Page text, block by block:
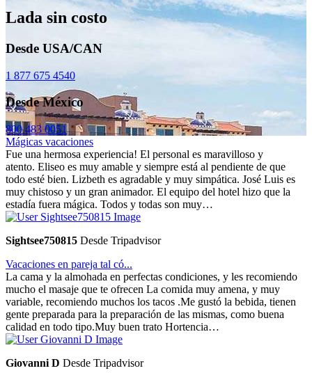
Lada sin costo
Desde USA/CAN
1 877 675 4540
Desde México
800 483 0051
Mágicas vacaciones
Fue una hermosa experiencia! El personal es maravilloso y
atento. Eliseo es muy amable y siempre está al pendiente de que
todo esté bien. Lizbeth es agradable y muy simpática. José Luis es
muy chistoso y un gran animador. El equipo del hotel hizo que la
estadía fuera mágica. Todos y todas son muy…
Sightsee750815 Desde Tripadvisor
Vacaciones en pareja tal có...
La cama y la almohada en perfectas condiciones, y les recomiendo
mucho el masaje que te ofrecen La comida muy amena, y muy
variable, recomiendo muchos los tacos .Me gustó la bebida, tienen
gente preparada para la preparación de las mismas, como buena
calidad en todo tipo.Muy buen trato Hortencia…
Giovanni D Desde Tripadvisor